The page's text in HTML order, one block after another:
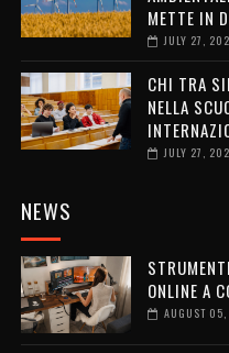
METTE IN
JULY 27,
CHI TRA
NELLA
JULY 27,
NEWS
ONLINE A
AUGUST